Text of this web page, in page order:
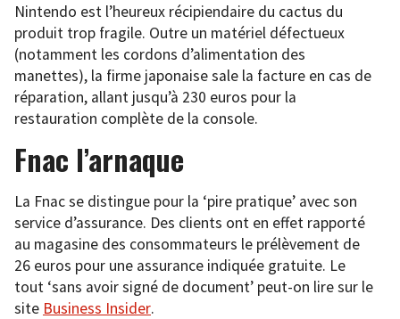
Nintendo est l’heureux récipiendaire du cactus du
produit trop fragile. Outre un matériel défectueux
(notamment les cordons d’alimentation des
manettes), la firme japonaise sale la facture en cas de
réparation, allant jusqu’à 230 euros pour la
restauration complète de la console.
Fnac l’arnaque
La Fnac se distingue pour la ‘pire pratique’ avec son
service d’assurance. Des clients ont en effet rapporté
au magasine des consommateurs le prélèvement de
26 euros pour une assurance indiquée gratuite. Le
tout ‘sans avoir signé de document’ peut-on lire sur le
site Business Insider.